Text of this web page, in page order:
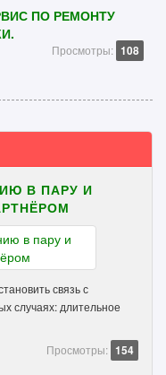
ПО РЕМОНТУ
Просмотры: 108
В ПАРУ И
связь с
случаях: длительное
Просмотры: 154